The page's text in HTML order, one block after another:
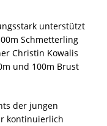
unterstützt
Schmetterling
Christin Kowalis
und 100m Brust
der jungen
kontinuierlich